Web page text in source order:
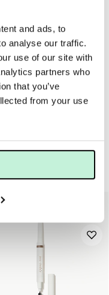
and ads, to
analyse our traffic.
use of our site with
partners who
that you’ve
from your use
skydd och hjälper till
INGREDIENSER
globlinje. Tona ut
med en inbygda